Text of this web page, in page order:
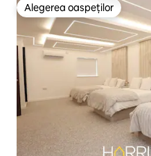
Alegerea oaspeților
Alegerea oaspeților